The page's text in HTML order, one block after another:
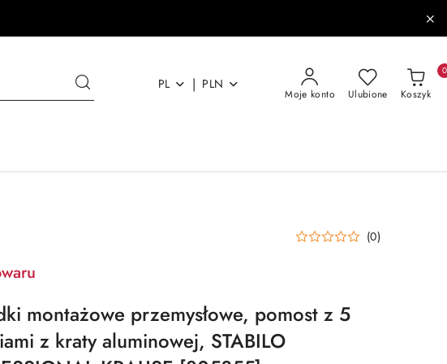
PL | PLN
Moje konto Ulubione Koszyk
0
(0)
montażowe przemysłowe, pomost z 5
z kraty aluminowej, STABILO